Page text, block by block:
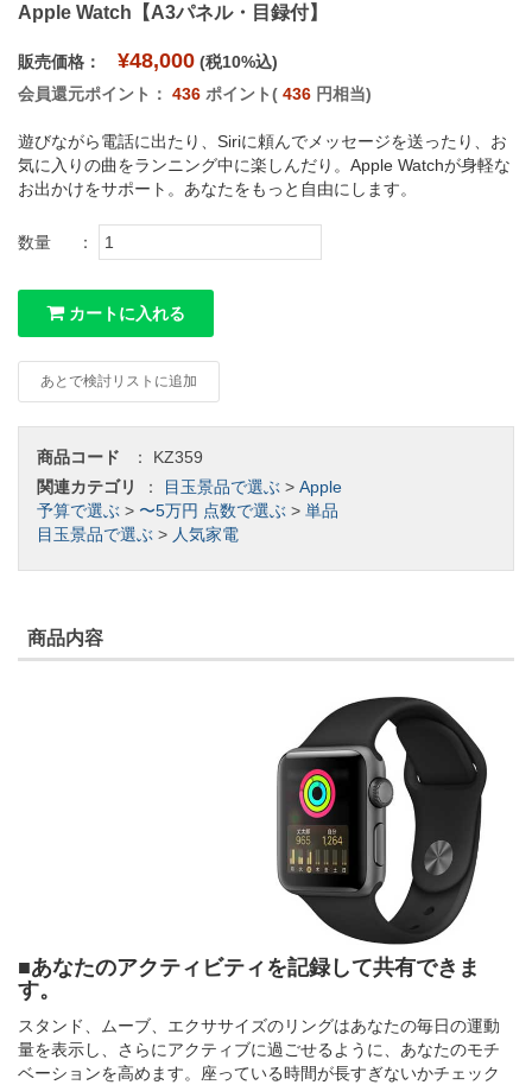
Apple Watch【A3パネル・目録付】
販売価格： ¥48,000 (税10%込)
会員還元ポイント： 436 ポイント( 436 円相当)
遊びながら電話に出たり、Siriに頼んでメッセージを送ったり、お
気に入りの曲をランニング中に楽しんだり。Apple Watchが身軽な
お出かけをサポート。あなたをもっと自由にします。
数量 ：
カートに入れる
あとで検討リストに追加
商品コード ： KZ359
関連カテゴリ
： 目玉景品で選ぶ > Apple
予算で選ぶ > 〜5万円 点数で選ぶ > 単品
目玉景品で選ぶ > 人気家電
商品内容
■あなたのアクティビティを記録して共有できま
す。
スタンド、ムーブ、エクササイズのリングはあなたの毎日の運動
量を表示し、さらにアクティブに過ごせるように、あなたのモチ
ベーションを高めます。座っている時間が長すぎないかチェック